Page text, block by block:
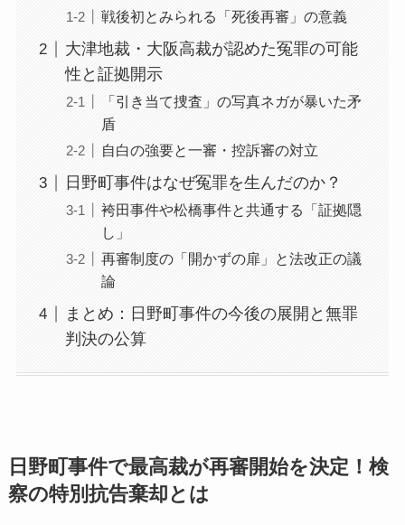
戦後初とみられる「死後再審」の意義
大津地裁・大阪高裁が認めた冤罪の可能
性と証拠開示
「引き当て捜査」の写真ネガが暴いた矛
盾
自白の強要と一審・控訴審の対立
日野町事件はなぜ冤罪を生んだのか？
袴田事件や松橋事件と共通する「証拠隠
し」
再審制度の「開かずの扉」と法改正の議
論
まとめ：日野町事件の今後の展開と無罪
判決の公算
日野町事件で最高裁が再審開始を決定！検
察の特別抗告棄却とは